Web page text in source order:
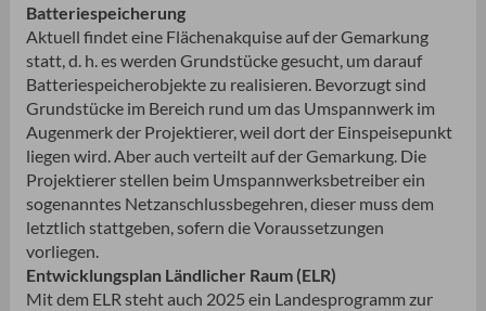
Batteriespeicherung
Aktuell findet eine Flächenakquise auf der Gemarkung
statt, d. h. es werden Grundstücke gesucht, um darauf
Batteriespeicherobjekte zu realisieren. Bevorzugt sind
Grundstücke im Bereich rund um das Umspannwerk im
Augenmerk der Projektierer, weil dort der Einspeisepunkt
liegen wird. Aber auch verteilt auf der Gemarkung. Die
Projektierer stellen beim Umspannwerksbetreiber ein
sogenanntes Netzanschlussbegehren, dieser muss dem
letztlich stattgeben, sofern die Voraussetzungen
vorliegen.
Entwicklungsplan Ländlicher Raum (ELR)
Mit dem ELR steht auch 2025 ein Landesprogramm zur